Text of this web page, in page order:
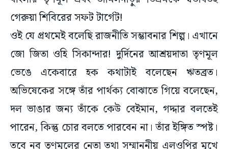
ওই যে প্রথমেই বলেছি রাজনীতি সম্ভাবনার শিল্প। এখানে
জো জিতা ওহি সিকান্দার! দুর্দিনের আশ্রয়দাতা তৃণমূল
ভেঙে একেবারে হক কথাটাই বলেছেন ঋতব্রত।
অভিষেকের সঙ্গে তাঁর পার্থক্য বোঝাতে গিয়ে বলেছেন,
দল ভাঙার জন্য তাঁকে কেউ বেইমান, গদ্দার বলতেই
পারেন, কিন্তু চোর বলতে পারবেন না। তাঁর ইঙ্গিত স্পষ্ট।
তবে নব তৃণমূলের নেতা তথা সম্মাননীয় এলওপির মুখে
কথাটা শুনে বেশ কিছুক্ষণ থমকে গিয়েছিলাম। এই